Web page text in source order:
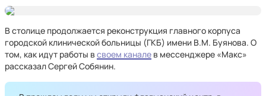
В столице продолжается реконструкция главного корпуса
городской клинической больницы (ГКБ) имени В.М. Буянова. О
том, как идут работы в своем канале в мессенджере «Макс»
рассказал Сергей Собянин.